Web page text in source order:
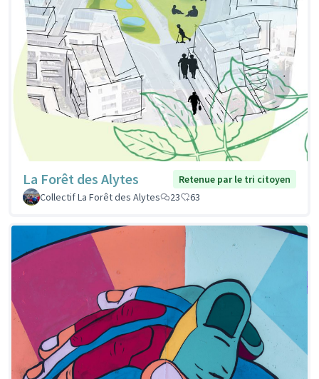
La Forêt des Alytes
Retenue par le tri citoyen
Collectif La Forêt des Alytes
23 63